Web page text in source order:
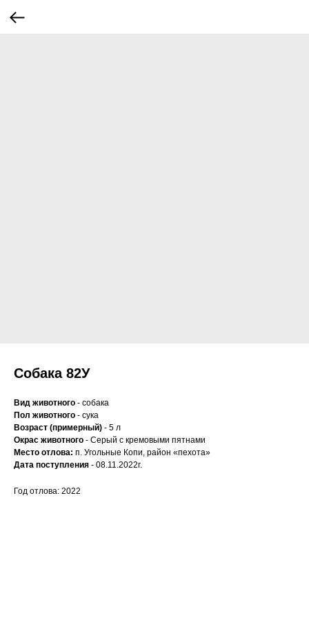
Собака 82У
Вид животного - собака
Пол животного - сука
Возраст (примерный) - 5 л
Окрас животного - Серый с кремовыми пятнами
Место отлова: п. Угольные Копи, район «пехота»
Дата поступления - 08.11.2022г.
Год отлова: 2022